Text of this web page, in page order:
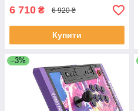
6 710 ₴ 6 920 ₴
Купити
–3%